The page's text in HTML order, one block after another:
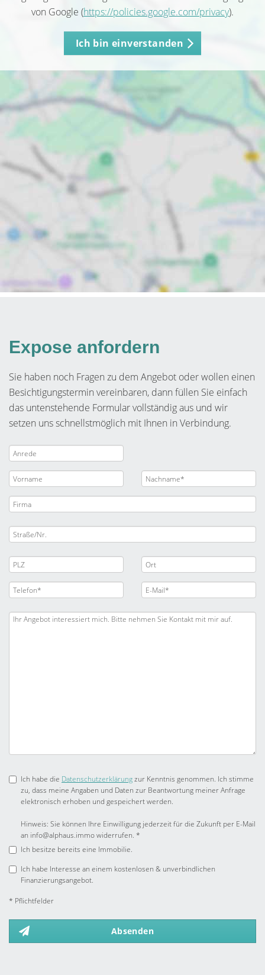
von Google (https://policies.google.com/privacy).
Ich bin einverstanden
Expose anfordern
Sie haben noch Fragen zu dem Angebot oder wollen einen
Besichtigungstermin vereinbaren, dann füllen Sie einfach
das untenstehende Formular vollständig aus und wir
setzen uns schnellstmöglich mit Ihnen in Verbindung.
Ich habe die Datenschutzerklärungzur Kenntnis genommen. Ich stimme
zu, dass meine Angaben und Daten zur Beantwortung meiner Anfrage
elektronisch erhoben und gespeichert werden.
Hinweis: Sie können Ihre Einwilligung jederzeit für die Zukunft per E-Mail
an info@alphaus.immo widerrufen. *
Ich besitze bereits eine Immobilie.
Ich habe Interesse an einem kostenlosen & unverbindlichen
Finanzierungsangebot.
* Pflichtfelder
Absenden